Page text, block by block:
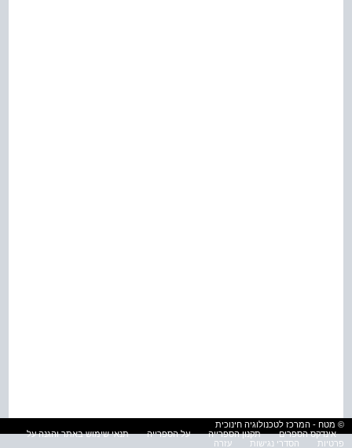
© מטח - המרכז לטכנולוגיה חינוכית
אינדקס הספרים
תקנון הספרייה על הספרייה
תנאי שימוש באתר והגנה על
פרטיות
הסדרי נגישות עזרה